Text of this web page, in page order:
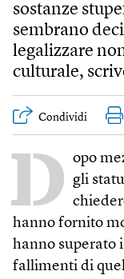
sostanze
sembrano
legalizzare
culturale,
Condividi
D opo
gli
hanno fornito
hanno superato
fallimenti di